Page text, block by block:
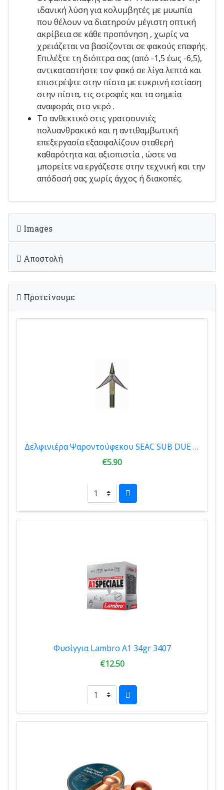
ιδανική λύση για κολυμβητές με μυωπία
που θέλουν να διατηρούν μέγιστη οπτική
ακρίβεια σε κάθε προπόνηση , χωρίς να
χρειάζεται να βασίζονται σε φακούς επαφής.
Επιλέξτε τη διόπτρα σας (από -1,5 έως -6,5),
αντικαταστήστε τον φακό σε λίγα λεπτά και
επιστρέψτε στην πίστα με ευκρινή εστίαση
στην πίστα, τις στροφές και τα σημεία
αναφοράς στο νερό .
Το ανθεκτικό στις γρατσουνιές
πολυανθρακικό και η αντιθαμβωτική
επεξεργασία εξασφαλίζουν σταθερή
καθαρότητα και αξιοπιστία , ώστε να
μπορείτε να εργάζεστε στην τεχνική και την
απόδοσή σας χωρίς άγχος ή διακοπές.
Images
Αποστολή
Προτείνουμε
Δελφινιέρα Ψαροντούφεκου SEAC SUB DUE ALETTE 1410003002000
€5.90
Φυσίγγια Lambro A1 34gr 3407
€12.50